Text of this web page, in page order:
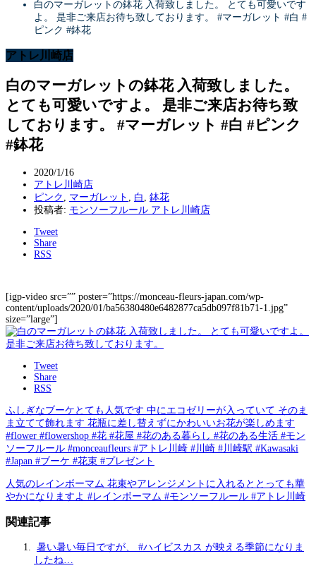
白のマーガレットの鉢花 入荷致しました。 とても可愛いです
よ。 是非ご来店お待ち致しております。 #マーガレット #白 #
ピンク #鉢花
アトレ川崎店
白のマーガレットの鉢花 入荷致しました。
とても可愛いですよ。 是非ご来店お待ち致
しております。 #マーガレット #白 #ピンク
#鉢花
2020/1/16
アトレ川崎店
ピンク
マーガレット 白
鉢花
投稿者: モンソーフルール アトレ川崎店
Tweet
Share
RSS
[igp-video src=”” poster=”https://monceau-fleurs-japan.com/wp-
content/uploads/2020/01/ba56380480e6482877ca5db097f81b71-1.jpg”
size=”large”]
Tweet
Share
RSS
ふしぎなブーケとても人気です 中にエコゼリーが入っていて そのま
ま立てて飾れます 花瓶に差し替えずにかわいいお花が楽しめます️
#flower #flowershop #花 #花屋 #花のある暮らし #花のある生活 #モン
ソーフルール #monceaufleurs #アトレ川崎 #川崎 #川崎駅 #Kawasaki
#Japan #ブーケ #花束 #プレゼント
人気のレインボーマム 花束やアレンジメントに入れるととっても華
やかになりますよ #レインボーマム #モンソーフルール #アトレ川崎
関連記事
暑い暑い毎日ですが、 #ハイビスカス が映える季節になりま
したね…